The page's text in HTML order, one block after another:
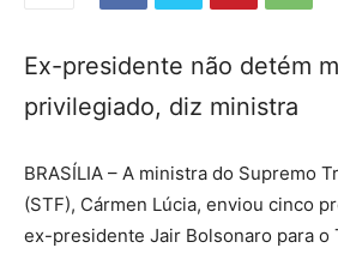
Ex-presidente não detém
privilegiado, diz ministra
BRASÍLIA – A ministra do Supremo
(STF), Cármen Lúcia, enviou cinco
ex-presidente Jair Bolsonaro para o